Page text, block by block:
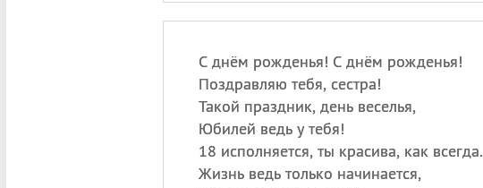
С днём рожденья! С днём рожденья!
Поздравляю тебя, сестра!
Такой праздник, день веселья,
Юбилей ведь у тебя!
18 исполняется, ты красива, как всегда.
Жизнь ведь только начинается,